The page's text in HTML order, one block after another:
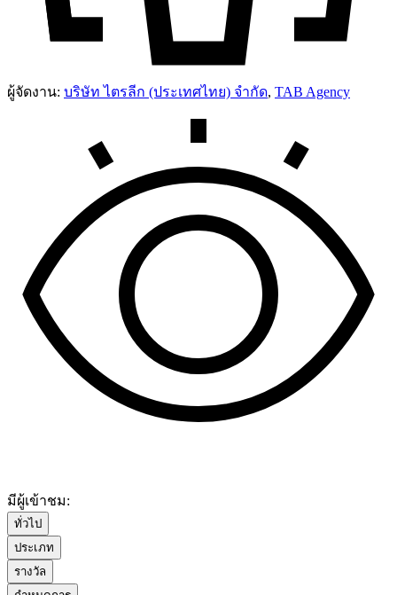
ผู้จัดงาน: บริษัท ไตรลีก (ประเทศไทย) จํากัด, TAB Agency
มีผู้เข้าชม:
ทั่วไป
ประเภท
รางวัล